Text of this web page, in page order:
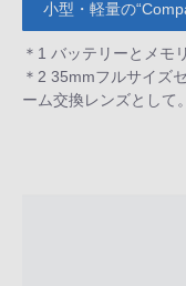
小型・軽量の
＊1 バッテリーとメモ
＊2 35mmフルサイズ
ーム交換レンズとして